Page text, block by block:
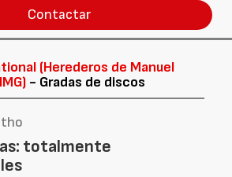
Contactar
(Herederos de Manuel
- Gradas de discos
totalmente